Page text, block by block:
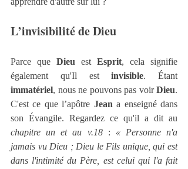
L’invisibilité de Dieu
Parce que Dieu est Esprit, cela signifie
également qu'Il est invisible
immatériel, nous ne pouvons pas voir Dieu.
C'est ce que l’apôtre Jean a enseigné dans
chapitre un et au v.18 : « Personne n'a
jamais vu Dieu ; Dieu le Fils unique, qui est
dans l'intimité du Père, est celui qui l'a fait